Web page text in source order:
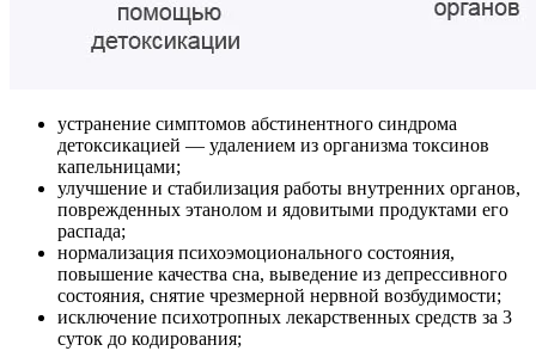
устранение симптомов абстинентного синдрома
детоксикацией — удалением из организма токсинов
капельницами;
улучшение и стабилизация работы внутренних органов,
поврежденных этанолом и ядовитыми продуктами его
распада;
нормализация психоэмоционального состояния,
повышение качества сна, выведение из депрессивного
состояния, снятие чрезмерной нервной возбудимости;
исключение психотропных лекарственных средств за 3
суток до кодирования;